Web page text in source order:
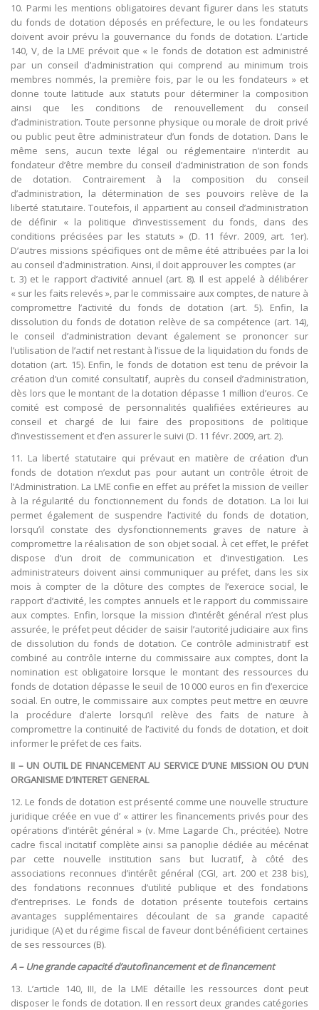
10. Parmi les mentions obligatoires devant figurer dans les statuts
du fonds de dotation déposés en préfecture, le ou les fondateurs
doivent avoir prévu la gouvernance du fonds de dotation. L’article
140, V, de la LME prévoit que « le fonds de dotation est administré
par un conseil d’administration qui comprend au minimum trois
membres nommés, la première fois, par le ou les fondateurs » et
donne toute latitude aux statuts pour déterminer la composition
ainsi que les conditions de renouvellement du conseil
d’administration. Toute personne physique ou morale de droit privé
ou public peut être administrateur d’un fonds de dotation. Dans le
même sens, aucun texte légal ou réglementaire n’interdit au
fondateur d’être membre du conseil d’administration de son fonds
de dotation. Contrairement à la composition du conseil
d’administration, la détermination de ses pouvoirs relève de la
liberté statutaire. Toutefois, il appartient au conseil d’administration
de définir « la politique d’investissement du fonds, dans des
conditions précisées par les statuts » (D. 11 févr. 2009, art. 1er).
D’autres missions spécifiques ont de même été attribuées par la loi
au conseil d’administration. Ainsi, il doit approuver les comptes (ar
t. 3) et le rapport d’activité annuel (art. 8). Il est appelé à délibérer
« sur les faits relevés », par le commissaire aux comptes, de nature à
compromettre l’activité du fonds de dotation (art. 5). Enfin, la
dissolution du fonds de dotation relève de sa compétence (art. 14),
le conseil d’administration devant également se prononcer sur
l’utilisation de l’actif net restant à l’issue de la liquidation du fonds de
dotation (art. 15). Enfin, le fonds de dotation est tenu de prévoir la
création d’un comité consultatif, auprès du conseil d’administration,
dès lors que le montant de la dotation dépasse 1 million d’euros. Ce
comité est composé de personnalités qualifiées extérieures au
conseil et chargé de lui faire des propositions de politique
d’investissement et d’en assurer le suivi (D. 11 févr. 2009, art. 2).
11. La liberté statutaire qui prévaut en matière de création d’un
fonds de dotation n’exclut pas pour autant un contrôle étroit de
l’Administration. La LME confie en effet au préfet la mission de veiller
à la régularité du fonctionnement du fonds de dotation. La loi lui
permet également de suspendre l’activité du fonds de dotation,
lorsqu’il constate des dysfonctionnements graves de nature à
compromettre la réalisation de son objet social. À cet effet, le préfet
dispose d’un droit de communication et d’investigation. Les
administrateurs doivent ainsi communiquer au préfet, dans les six
mois à compter de la clôture des comptes de l’exercice social, le
rapport d’activité, les comptes annuels et le rapport du commissaire
aux comptes. Enfin, lorsque la mission d’intérêt général n’est plus
assurée, le préfet peut décider de saisir l’autorité judiciaire aux fins
de dissolution du fonds de dotation. Ce contrôle administratif est
combiné au contrôle interne du commissaire aux comptes, dont la
nomination est obligatoire lorsque le montant des ressources du
fonds de dotation dépasse le seuil de 10 000 euros en fin d’exercice
social. En outre, le commissaire aux comptes peut mettre en œuvre
la procédure d’alerte lorsqu’il relève des faits de nature à
compromettre la continuité de l’activité du fonds de dotation, et doit
informer le préfet de ces faits.
II – UN OUTIL DE FINANCEMENT AU SERVICE D’UNE MISSION OU D’UN
ORGANISME D’INTERET GENERAL
12. Le fonds de dotation est présenté comme une nouvelle structure
juridique créée en vue d’ « attirer les financements privés pour des
opérations d’intérêt général » (v. Mme Lagarde Ch., précitée). Notre
cadre fiscal incitatif complète ainsi sa panoplie dédiée au mécénat
par cette nouvelle institution sans but lucratif, à côté des
associations reconnues d’intérêt général (CGI, art. 200 et 238 bis),
des fondations reconnues d’utilité publique et des fondations
d’entreprises. Le fonds de dotation présente toutefois certains
avantages supplémentaires découlant de sa grande capacité
juridique (A) et du régime fiscal de faveur dont bénéficient certaines
de ses ressources (B).
A – Une grande capacité d’autofinancement et de financement
13. L’article 140, III, de la LME détaille les ressources dont peut
disposer le fonds de dotation. Il en ressort deux grandes catégories